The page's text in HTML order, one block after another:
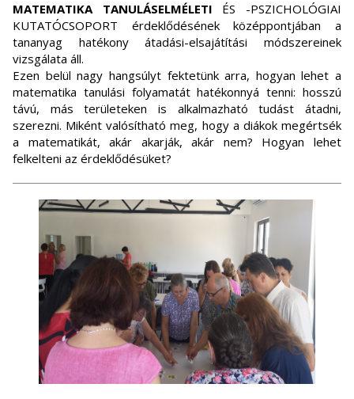
MATEMATIKA TANULÁSELMÉLETI ÉS -PSZICHOLÓGIAI
KUTATÓCSOPORT érdeklődésének középpontjában a
tananyag hatékony átadási-elsajátítási módszereinek
vizsgálata áll.
Ezen belül nagy hangsúlyt fektetünk arra, hogyan lehet a
matematika tanulási folyamatát hatékonnyá tenni: hosszú
távú, más területeken is alkalmazható tudást átadni,
szerezni. Miként valósítható meg, hogy a diákok megértsék
a matematikát, akár akarják, akár nem? Hogyan lehet
felkelteni az érdeklődésüket?